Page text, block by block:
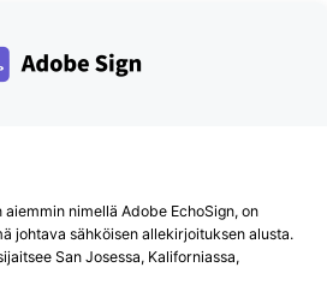
nimellä Adobe EchoSign, on
johtava sähköisen allekirjoituksen alusta.
San Josessa, Kaliforniassa,